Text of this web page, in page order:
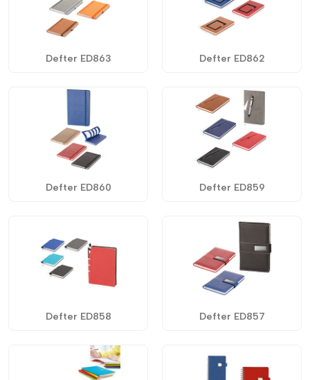
Defter ED863 Defter ED862
Defter ED860 Defter ED859
Defter ED858 Defter ED857